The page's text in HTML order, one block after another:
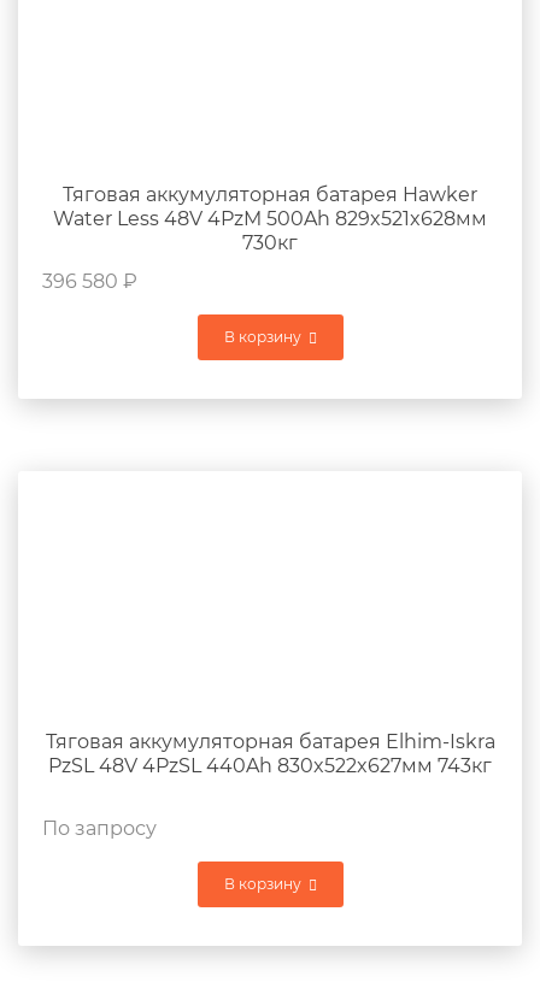
Тяговая аккумуляторная батарея Hawker
Water Less 48V 4PzM 500Ah 829x521x628мм
730кг
396 580 ₽
В корзину
Тяговая аккумуляторная батарея Elhim-Iskra
PzSL 48V 4PzSL 440Ah 830x522x627мм 743кг
По запросу
В корзину